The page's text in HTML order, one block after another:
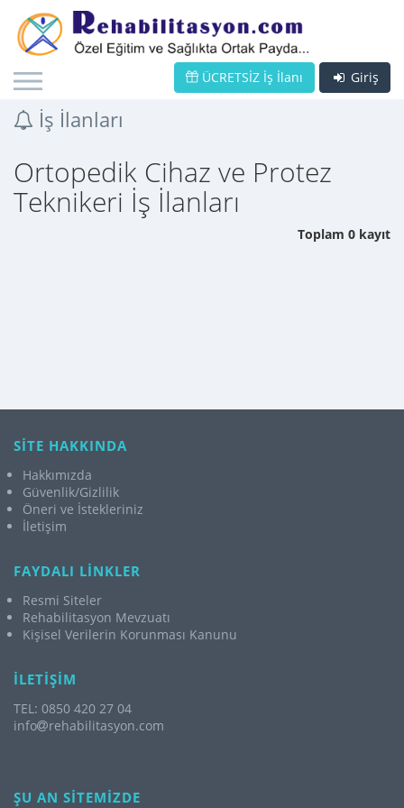
Giriş
ÜCRETSİZ İş İlanı
İş İlanları
Ortopedik Cihaz ve Protez
Teknikeri İş İlanları
Toplam 0 kayıt
SİTE HAKKINDA
Hakkımızda
Güvenlik/Gizlilik
Öneri ve İstekleriniz
İletişim
FAYDALI LİNKLER
Resmi Siteler
Rehabilitasyon Mevzuatı
Kişisel Verilerin Korunması Kanunu
İLETİŞİM
TEL: 0850 420 27 04
info
rehabilitasyon.com
ŞU AN SİTEMİZDE